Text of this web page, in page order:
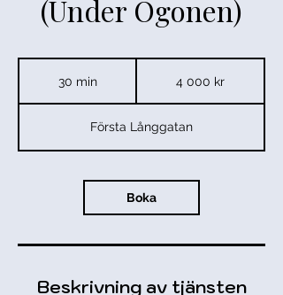
(Under Ögonen)
30 min
i
n
4 000 kr
Första Långgatan
Boka
Beskrivning av tjänsten